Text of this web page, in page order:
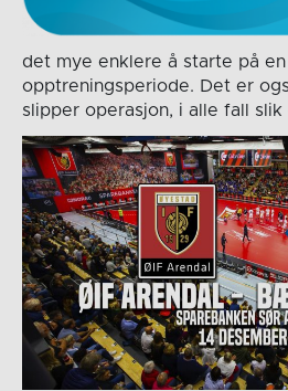
det mye enklere å starte på en
opptreningsperiode. Det er
slipper operasjon, i alle fall slik